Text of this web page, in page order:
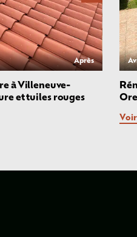
Après
à Villeneuve-
et tuiles rouges